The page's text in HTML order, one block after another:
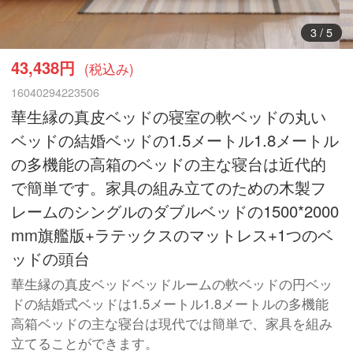
3/ 5
43,438円 (税込み)
16040294223506
華生縁の真皮ベッドの寝室の軟ベッドの丸い
ベッドの結婚ベッドの1.5メートル1.8メートル
の多機能の高箱のベッドの主な寝台は近代的
で簡単です。家具の組み立てのための木製フ
レームのシングルのダブルベッドの1500*2000
mm旗艦版+ラテックスのマットレス+1つのベ
ッドの頭台
華生縁の真皮ベッドベッドルームの軟ベッドの円ベッ
ドの結婚式ベッドは1.5メートル1.8メートルの多機能
高箱ベッドの主な寝台は現代では簡単で、家具を組み
立てることができます。